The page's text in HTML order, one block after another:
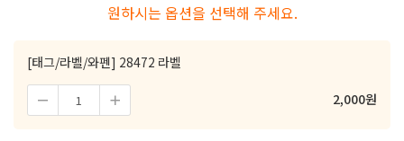
원하시는 옵션을 선택해 주세요.
[태그/라벨/와펜] 28472 라벨
2,000원